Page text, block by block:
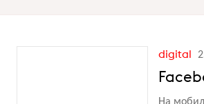
digital